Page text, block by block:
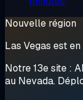
Nouvelle région
Las Vegas est
Notre 13e site :
au Nevada.